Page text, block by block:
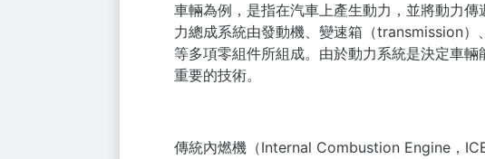
車輛為例，是指在汽車上產生動力，並將動力
力總成系統由發動機、變速箱（transmission）
等多項零組件所組成。由於動力系統是決定車
重要的技術。
傳統內燃機（Internal Combustion Engine，